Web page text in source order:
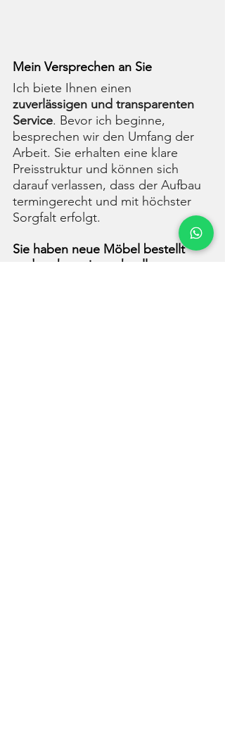
Mein Versprechen an Sie
Ich biete Ihnen einen
zuverlässigen und transparenten
Service. Bevor ich beginne,
besprechen wir den Umfang der
Arbeit. Sie erhalten eine klare
Preisstruktur und können sich
darauf verlassen, dass der Aufbau
termingerecht und mit höchster
Sorgfalt erfolgt.
Sie haben neue Möbel bestellt
und suchen eine schnelle,